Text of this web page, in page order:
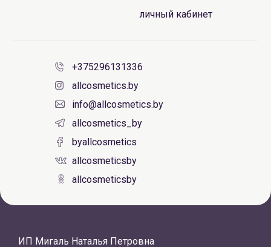
личный кабинет
+375296131336
allcosmetics.by
info@allcosmetics.by
allcosmetics_by
byallcosmetics
allcosmeticsby
allcosmeticsby
ИП Мигаль Наталья Петровна